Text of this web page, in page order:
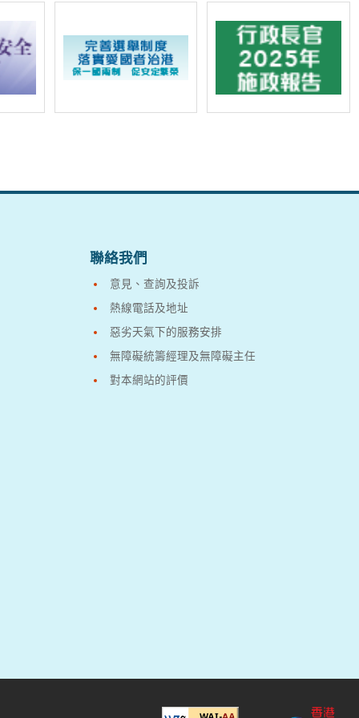
聯絡我們
意見、查詢及投訴
熱線電話及地址
惡劣天氣下的服務安排
無障礙統籌經理及無障礙主任
對本網站的評價